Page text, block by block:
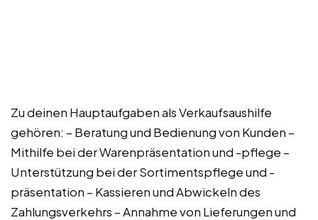
Zu deinen Hauptaufgaben als Verkaufsaushilfe
gehören: – Beratung und Bedienung von Kunden –
Mithilfe bei der Warenpräsentation und -pflege –
Unterstützung bei der Sortimentspflege und -
präsentation – Kassieren und Abwickeln des
Zahlungsverkehrs – Annahme von Lieferungen und